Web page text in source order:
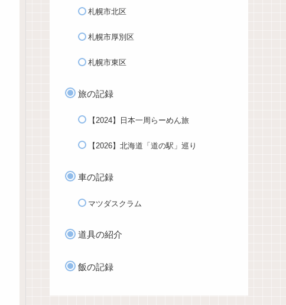
札幌市北区
札幌市厚別区
札幌市東区
旅の記録
【2024】日本一周らーめん旅
【2026】北海道「道の駅」巡り
車の記録
マツダスクラム
道具の紹介
飯の記録